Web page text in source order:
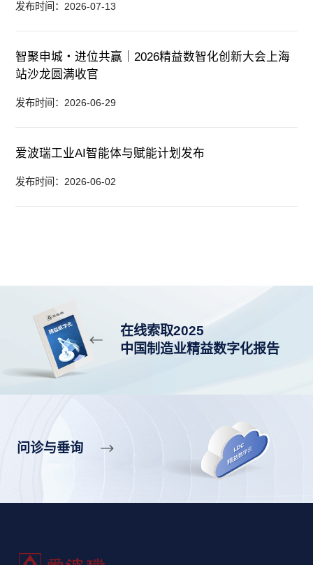
发布时间：2026-07-13
智聚申城・进位共赢｜2026精益数智化创新大会上海
站沙龙圆满收官
发布时间：2026-06-29
爱波瑞工业AI智能体与赋能计划发布
发布时间：2026-06-02
在线索取2025
中国制造业精益数字化报告
问诊与垂询